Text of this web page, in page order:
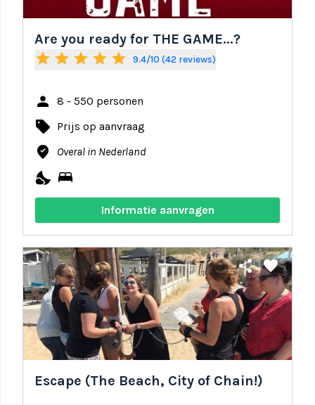
Are you ready for THE GAME...?
star star star star star 9.4/10 (42 reviews)
person 8 - 550 personen
local_offer Prijs op aanvraag
where_to_vote Overal in Nederland
nights_stay bed
Informatie aanvragen
share favorite
Escape (The Beach, City of Chain!)